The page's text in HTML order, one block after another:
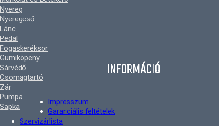
Nyereg
Nyeregcső
Lánc
Pedál
Fogaskeréksor
Gumiköpeny
Sárvédő
Csomagtartó
Zár
Pumpa
Sapka
INFORMÁCIÓ
Impresszum
Garanciális feltételek
Szervizárlista